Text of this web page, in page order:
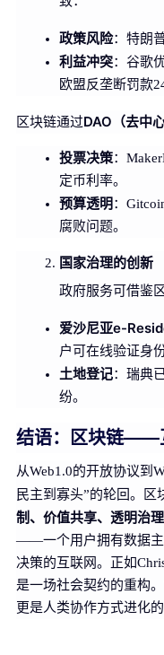
政策风险：特朗
利益冲突：谷歌
欧盟反垄断罚款
区块链通过DAO（去中
投票决策：
定币利率。
预算透明：
腐败问题。
国家治理的创新
政府服务可借鉴
爱沙尼亚e-
户可在线验证身份
土地登记：瑞典
纷。
结语：区块链——
从Web1.0的开放协议到
民主到寡头”的轮回。区
制、价值共享、透明治理
——一个用户拥有数据主
决策的互联网。正如
是一场社会契约的重构
更是人类协作方式进化的